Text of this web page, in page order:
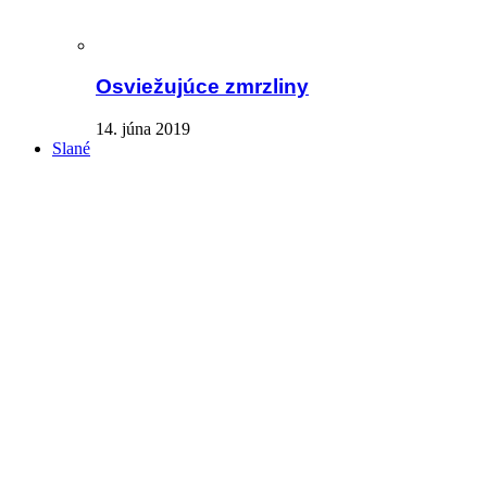
Osviežujúce zmrzliny
14. júna 2019
Slané